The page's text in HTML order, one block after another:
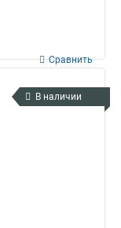
Сравнить
В наличии